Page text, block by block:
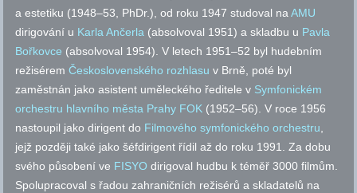
a estetiku (1948–53, PhDr.), od roku 1947 studoval naAMU
dirigování u Karla Ančerla (absolvoval 1951) a skladbu u Pavla
Bořkovce (absolvoval 1954). V letech 1951–52 byl hudebním
režiséremČeskoslovenského rozhlasu v Brně, poté byl
zaměstnán jako asistent uměleckého ředitele v Symfonickém
orchestru hlavního města Prahy FOK (1952–56). V roce 1956
nastoupil jako dirigent do Filmového symfonického orchestru,
jejž později také jako šéfdirigent řídil až do roku 1991. Za dobu
svého působení ve FISYO dirigoval hudbu k téměř 3000 filmům.
Spolupracoval s řadou zahraničních režisérů a skladatelů na